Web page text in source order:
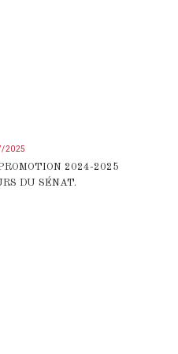
2025
2024-2025
DU SÉNAT.